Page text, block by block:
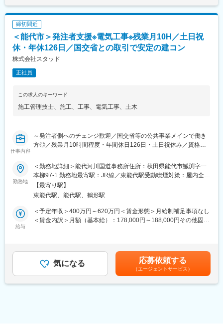
変更の範囲：会社の定める業務
■就業環境：
・年間休日126日、土日祝休みの完全週休二日制でプライベート
も充実！
・残業をしない前提で施工計画を立てて受注をしているため、残
業は月平均10時間程度と少なく、ワークライフバランスを保てま
の異動は発生しません。
■充実の福利厚生：
率は100％です。
・資格取得支援制度を設けており、社内で講座を開いています。
手当も充実です。
■社風：
30代から50代まで幅広い年代の社員が活躍中！中途入社者も多数
在籍しており、性別や年齢に関わらず、アイディアや意見を発
信、交換ができる環境づくりに力を注いでいます。社員間のコミ
ュニケーションも活発に行える馴染みやすい環境や、自身のコミ
定的な経営を行っています。
変更の範囲：会社の定める業務
考を通じて上下する可能性があります。月給(月額)は固定手当を含
めた表記です。
締切間近
＜能代市＞発注者支援※電気工事※残業月10H／土日祝
休・年休126日／国交省との取引で安定の建コン
株式会社スタッド
正社員
この求人のキーワード
施工管理技士、 施工、 工事、 電気工事、 土木
仕事内容
～発注者側へのチェンジ歓迎／国交省等の公共事業メインで働き
方◎／残業月10時間程度・年間休日126日・土日祝休み／資格取
者支援業務を中心に行う建コン～
■職務詳細：
国土交通省等をはじめとした官公庁から民間工事会社へ発注され
た道路・河川・ダム等の電気通信工事が適切に行われているか、
発注者側の立場で管理する発注者支援業務となります。
すでに既存メンバーが従事しており、業務を熟知したメンバーが
◎施工業者との調整会議運営、打合せ、現地確認・立会
◎Excel、Word、PowerPointによる資料作成
◎各種CADによる図面の作成及び修正 ※既存社員が従事してお
勤務地
＜勤務地詳細＞能代河川国道事務所住所：秋田県能代市鰄渕字一
本柳97-1 勤務地最寄駅：JR線／東能代駅受動喫煙対策：屋内全面
禁煙変更の範囲：会社の定める事業所
【最寄り駅】
東能代駅、能代駅、鶴形駅
給与
＜予定年収＞400万円～620万円＜賃金形態＞月給制補足事項なし
＜賃金内訳＞月額（基本給）：178,000円～188,000円その他固定
む）＜昇給有無＞有＜残業手当＞有＜給与補足＞■賞与：年2回※
経験・能力・年齢等を考慮の上、当社規定より決定致します。※有
資格者は優遇致します。賃金はあくまでも目安の金額であり、選
考を通じて上下する可能性があります。月給(月額)は固定手当を含
気になる 応募依頼する
（エージェントサービス）